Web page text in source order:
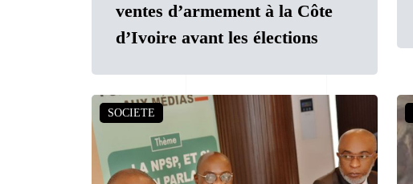
ventes d’armement à la Côte
d’Ivoire avant les élections
SOCIETE